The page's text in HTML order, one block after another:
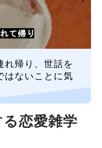
れ帰り、世話を
はないことに気
る恋愛雑学